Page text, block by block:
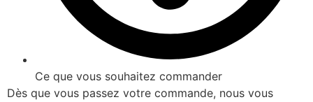
Ce que vous souhaitez commander
Dès que vous passez votre commande, nous vous